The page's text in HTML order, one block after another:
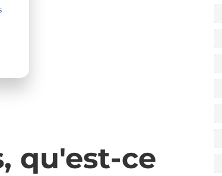
qu'est-ce